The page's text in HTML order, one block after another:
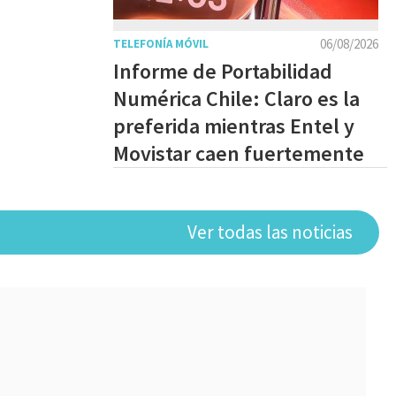
06/08/2026
TELEFONÍA MÓVIL
Informe de Portabilidad
Numérica Chile: Claro es la
preferida mientras Entel y
Movistar caen fuertemente
Ver todas las noticias